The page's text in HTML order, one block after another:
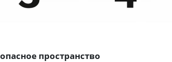
пространство